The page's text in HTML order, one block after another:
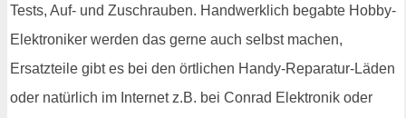
Tests, Auf- und Zuschrauben. Handwerklich begabte Hobby-
Elektroniker werden das gerne auch selbst machen,
Ersatzteile gibt es bei den örtlichen Handy-Reparatur-Läden
oder natürlich im Internet z.B. bei Conrad Elektronik oder